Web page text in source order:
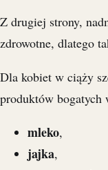
Z drugiej strony,
zdrowotne, dlatego
Dla kobiet w ciąży
produktów bogatych
mleko,
jajka,